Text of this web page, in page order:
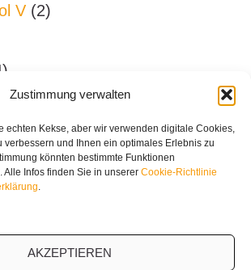
Zustimmung verwalten
echten Kekse, aber wir verwenden digitale Cookies,
verbessern und Ihnen ein optimales Erlebnis zu
könnten bestimmte Funktionen
Alle Infos finden Sie in unserer Cookie-Richtlinie
.
AKZEPTIEREN
V (2)